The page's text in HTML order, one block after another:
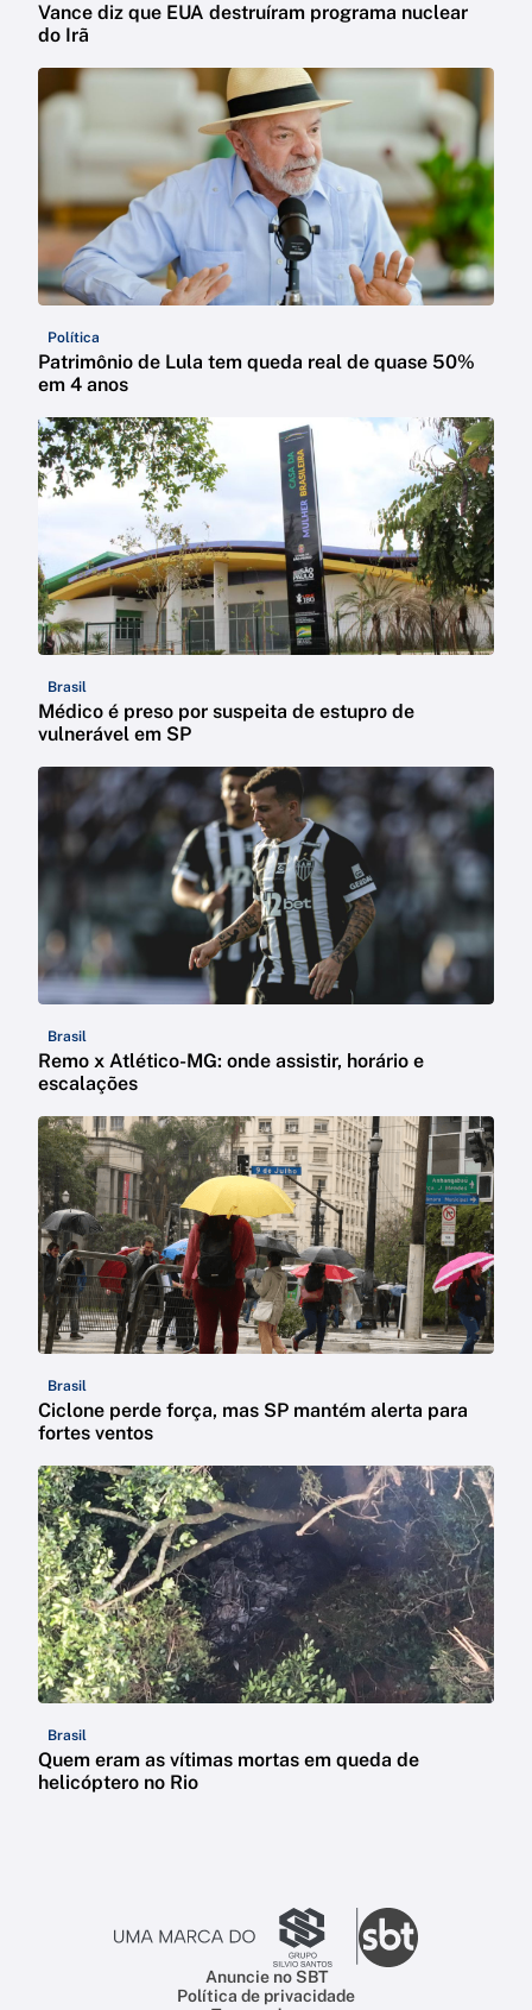
Vance diz que EUA destruíram programa nuclear
do Irã
Política
Patrimônio de Lula tem queda real de quase 50%
em 4 anos
Brasil
Médico é preso por suspeita de estupro de
vulnerável em SP
Brasil
Remo x Atlético-MG: onde assistir, horário e
escalações
Brasil
Ciclone perde força, mas SP mantém alerta para
fortes ventos
Brasil
Quem eram as vítimas mortas em queda de
helicóptero no Rio
Anuncie no SBT
Política de privacidade